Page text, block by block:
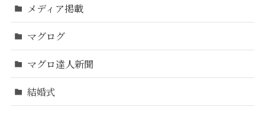
メディア掲載
マグログ
マグロ達人新聞
結婚式